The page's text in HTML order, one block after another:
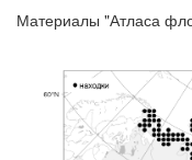
Материалы "Атласа